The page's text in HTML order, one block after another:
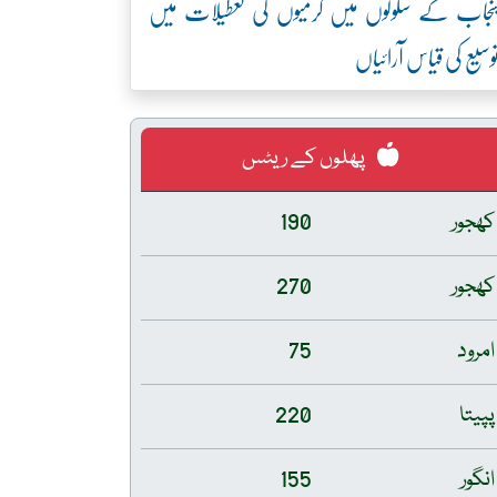
کی قیاس آرائیاں
پھلوں کے ریٹس
کھجور
190
کھجور
270
امرود
75
پپیتا
220
انگور
155